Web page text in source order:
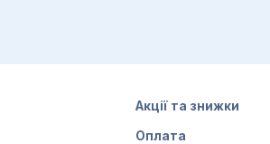
Акції та знижки
Оплата